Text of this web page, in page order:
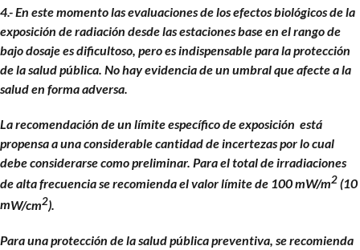
4.- En este momento las evaluaciones de los efectos biológicos de la
exposición de radiación desde las estaciones base en el rango de
bajo dosaje es dificultoso, pero es indispensable para la protección
de la salud pública. No hay evidencia de un umbral que afecte a la
salud en forma adversa.
La recomendación de un límite específico de exposición está
propensa a una considerable cantidad de incertezas por lo cual
debe considerarse como preliminar. Para el total de irradiaciones
de alta frecuencia se recomienda el valor límite de 100 mW/m2(10
mW/cm2).
Para una protección de la salud pública preventiva, se recomienda